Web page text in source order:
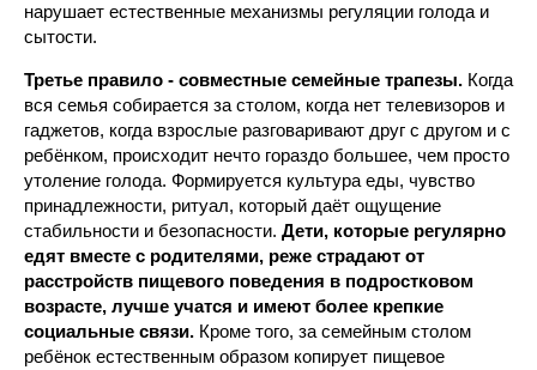
нарушает естественные механизмы регуляции голода и
сытости.
Третье правило - совместные семейные трапезы. Когда
вся семья собирается за столом, когда нет телевизоров и
гаджетов, когда взрослые разговаривают друг с другом и с
ребёнком, происходит нечто гораздо большее, чем просто
утоление голода. Формируется культура еды, чувство
принадлежности, ритуал, который даёт ощущение
стабильности и безопасности. Дети, которые регулярно
едят вместе с родителями, реже страдают от
расстройств пищевого поведения в подростковом
возрасте, лучше учатся и имеют более крепкие
социальные связи. Кроме того, за семейным столом
ребёнок естественным образом копирует пищевое